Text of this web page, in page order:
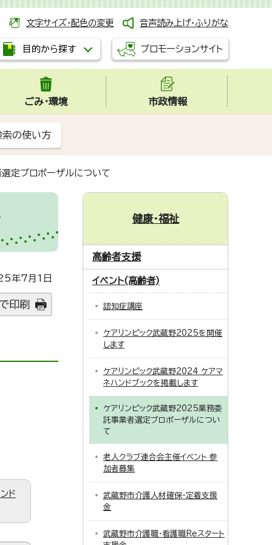
文字サイズ・配色の変更 音声読み上げ・ふりがな
目的から探す プロモーションサイト
ごみ・環境 市政情報
索の使い方
定プロポーザルについて
年7月1日
印刷
ド
健康・福祉
高齢者支援
イベント(高齢者)
認知症講座
ケアリンピック武蔵野2025を開催
します
ケアリンピック武蔵野2024 ケアマ
ネハンドブックを掲載します
ケアリンピック武蔵野2025業務委
託事業者選定プロポーザルについ
て
老人クラブ連合会主催イベント 参
加者募集
武蔵野市介護人材確保・定着支援
金
武蔵野市介護職・看護職Reスタート